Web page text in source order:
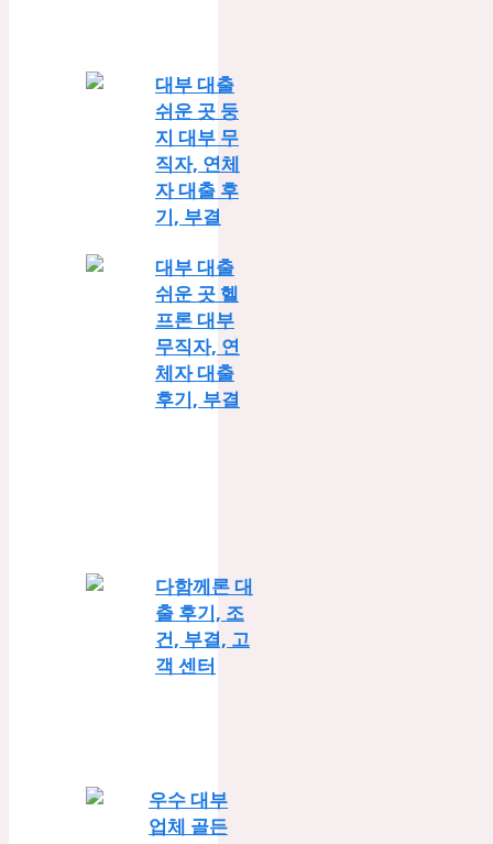
대부 대출
쉬운 곳 둥
지 대부 무
직자, 연체
자 대출 후
기, 부결
대부 대출
쉬운 곳 헬
프론 대부
무직자, 연
체자 대출
후기, 부결
다함께론 대
출 후기, 조
건, 부결, 고
객 센터
우수 대부
업체 골든